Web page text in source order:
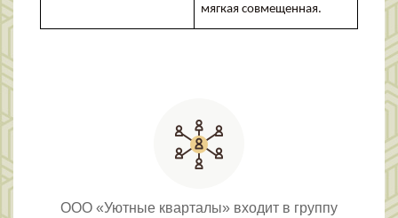
мягкая совмещенная.
ООО «Уютные кварталы» входит в группу